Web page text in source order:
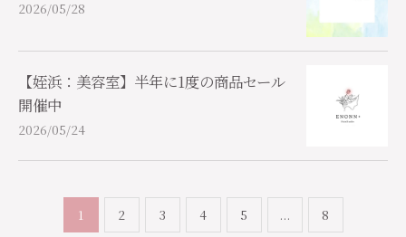
2026/05/28
【姪浜：美容室】半年に1度の商品セール
開催中
2026/05/24
1 2 3 4 5 ... 8